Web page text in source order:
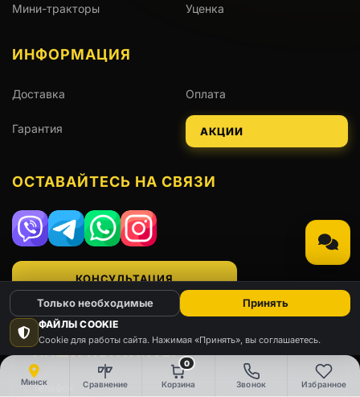
Минск Сравнение
0
Корзина Звонок Избранное
Мини-тракторы Уценка
ИНФОРМАЦИЯ
Доставка Оплата
Гарантия АКЦИИ
ОСТАВАЙТЕСЬ НА СВЯЗИ
Viber TelegramWhatsAppInstagram
КОНСУЛЬТАЦИЯ
НАШИ КОНТАКТЫ
Телефон
ФАЙЛЫ COOKIE
Cookie для работы сайта. Нажимая «Принять», вы соглашаетесь.
Только необходимые Принять